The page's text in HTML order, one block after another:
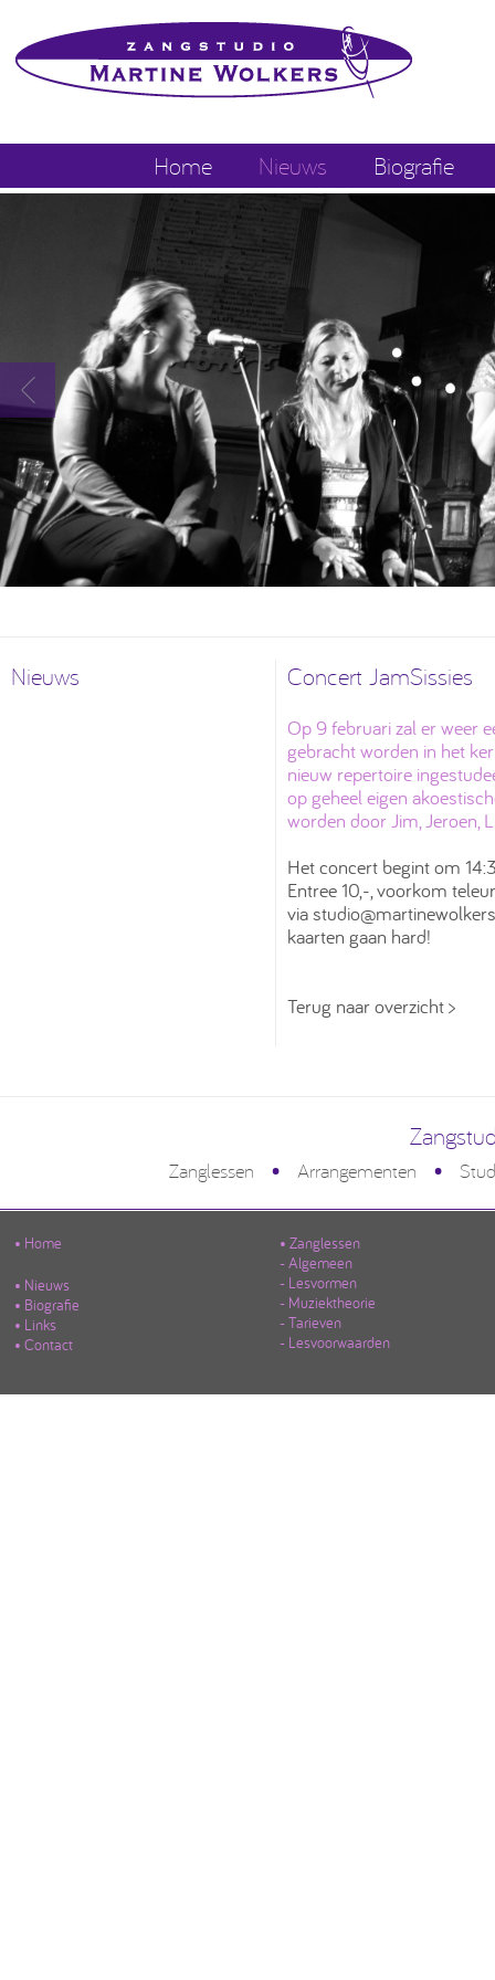
Home Nieuws Biografie
Nieuws Concert JamSissies
Op 9 februari zal er weer
gebracht worden in het
nieuw repertoire
op geheel eigen
worden door Jim, Jeroen,
Het concert begint om
Entree 10,-, voorkom
via
kaarten gaan hard!
Terug naar overzicht >
Zanglessen • Arrangementen •
• Home
• Nieuws
• Biografie
• Links
• Contact
• Zanglessen
- Algemeen
- Lesvormen
- Muziektheorie
- Tarieven
- Lesvoorwaarden